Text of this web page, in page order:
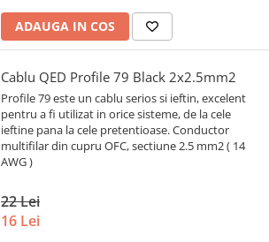
ADAUGA IN COS
Cablu QED Profile 79 Black 2x2.5mm2
Profile 79 este un cablu serios si ieftin, excelent
pentru a fi utilizat in orice sisteme, de la cele
ieftine pana la cele pretentioase. Conductor
multifilar din cupru OFC, sectiune 2.5 mm2 ( 14
AWG )
22 Lei
16 Lei